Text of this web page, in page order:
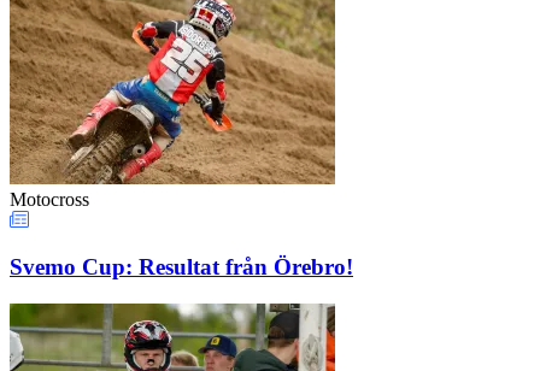
Motocross
Svemo Cup: Resultat från Örebro!